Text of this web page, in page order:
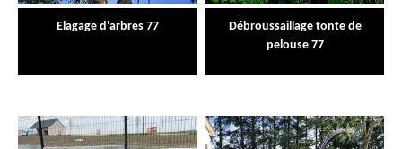
Elagage d'arbres 77
Débroussaillage tonte de
pelouse 77